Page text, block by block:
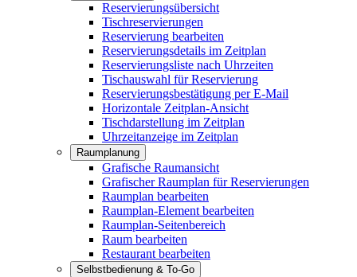
Reservierungsübersicht
Tischreservierungen
Reservierung bearbeiten
Reservierungsdetails im Zeitplan
Reservierungsliste nach Uhrzeiten
Tischauswahl für Reservierung
Reservierungsbestätigung per E-Mail
Horizontale Zeitplan-Ansicht
Tischdarstellung im Zeitplan
Uhrzeitanzeige im Zeitplan
Raumplanung
Grafische Raumansicht
Grafischer Raumplan für Reservierungen
Raumplan bearbeiten
Raumplan-Element bearbeiten
Raumplan-Seitenbereich
Raum bearbeiten
Restaurant bearbeiten
Selbstbedienung & To-Go